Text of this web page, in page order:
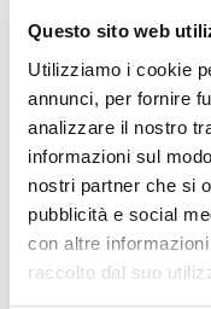
Questo sito web
Utilizziamo i cookie
annunci, per fornire
analizzare il nostro
informazioni sul
nostri partner che si
pubblicità e social
con altre
raccolto dal suo
Prova
Scegli il